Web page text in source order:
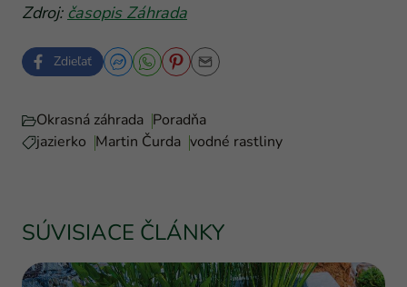
Zdroj: časopis Záhrada
Zdieľať
Okrasná záhrada Poradňa
jazierko Martin Čurda vodné rastliny
SÚVISIACE ČLÁNKY